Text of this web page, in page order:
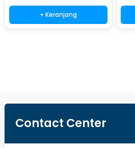
+ Keranjang
Contact Center